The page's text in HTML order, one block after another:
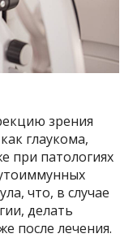
зрения
глаукома,
при патологиях
что, в случае
делать
после лечения.